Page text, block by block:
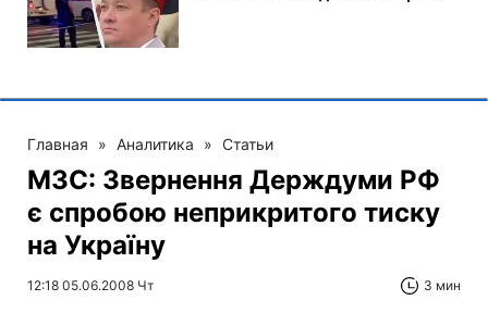
Главная » Аналитика » Статьи
МЗС: Звернення Держдуми РФ
є спробою неприкритого тиску
на Україну
12:18 05.06.2008 Чт 3 мин